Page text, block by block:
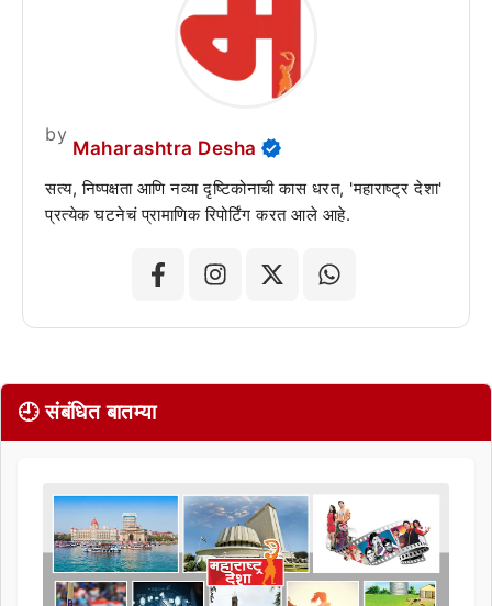
by
Maharashtra Desha
सत्य, निष्पक्षता आणि नव्या दृष्टिकोनाची कास धरत, 'महाराष्ट्र देशा'
प्रत्येक घटनेचं प्रामाणिक रिपोर्टिंग करत आले आहे.
🕘 संबंधित बातम्या